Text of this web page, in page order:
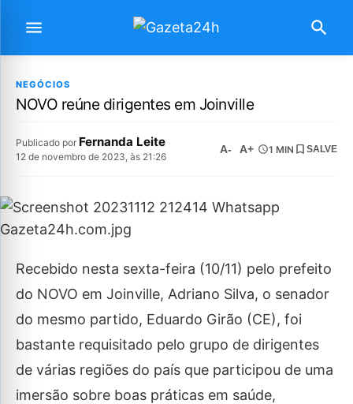
NEGÓCIOS
NOVO reúne dirigentes em Joinville
Publicado por Fernanda Leite
12 de novembro de 2023, às 21:26
A- A+ 1 MIN SALVE
Recebido nesta sexta-feira (10/11) pelo prefeito
do NOVO em Joinville, Adriano Silva, o senador
do mesmo partido, Eduardo Girão (CE), foi
bastante requisitado pelo grupo de dirigentes
de várias regiões do país que participou de uma
imersão sobre boas práticas em saúde,